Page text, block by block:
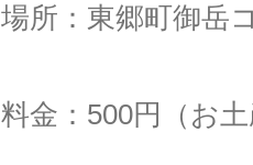
場所：東郷町御岳
料金：500円（お土